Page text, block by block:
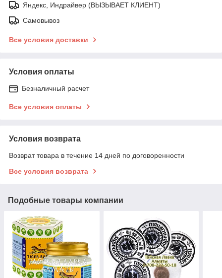
Яндекс, Индрайвер (ВЫЗЫВАЕТ КЛИЕНТ)
Самовывоз
Все условия доставки
Условия оплаты
Безналичный расчет
Все условия оплаты
Условия возврата
Возврат товара в течение 14 дней по договоренности
Все условия возврата
Подобные товары компании